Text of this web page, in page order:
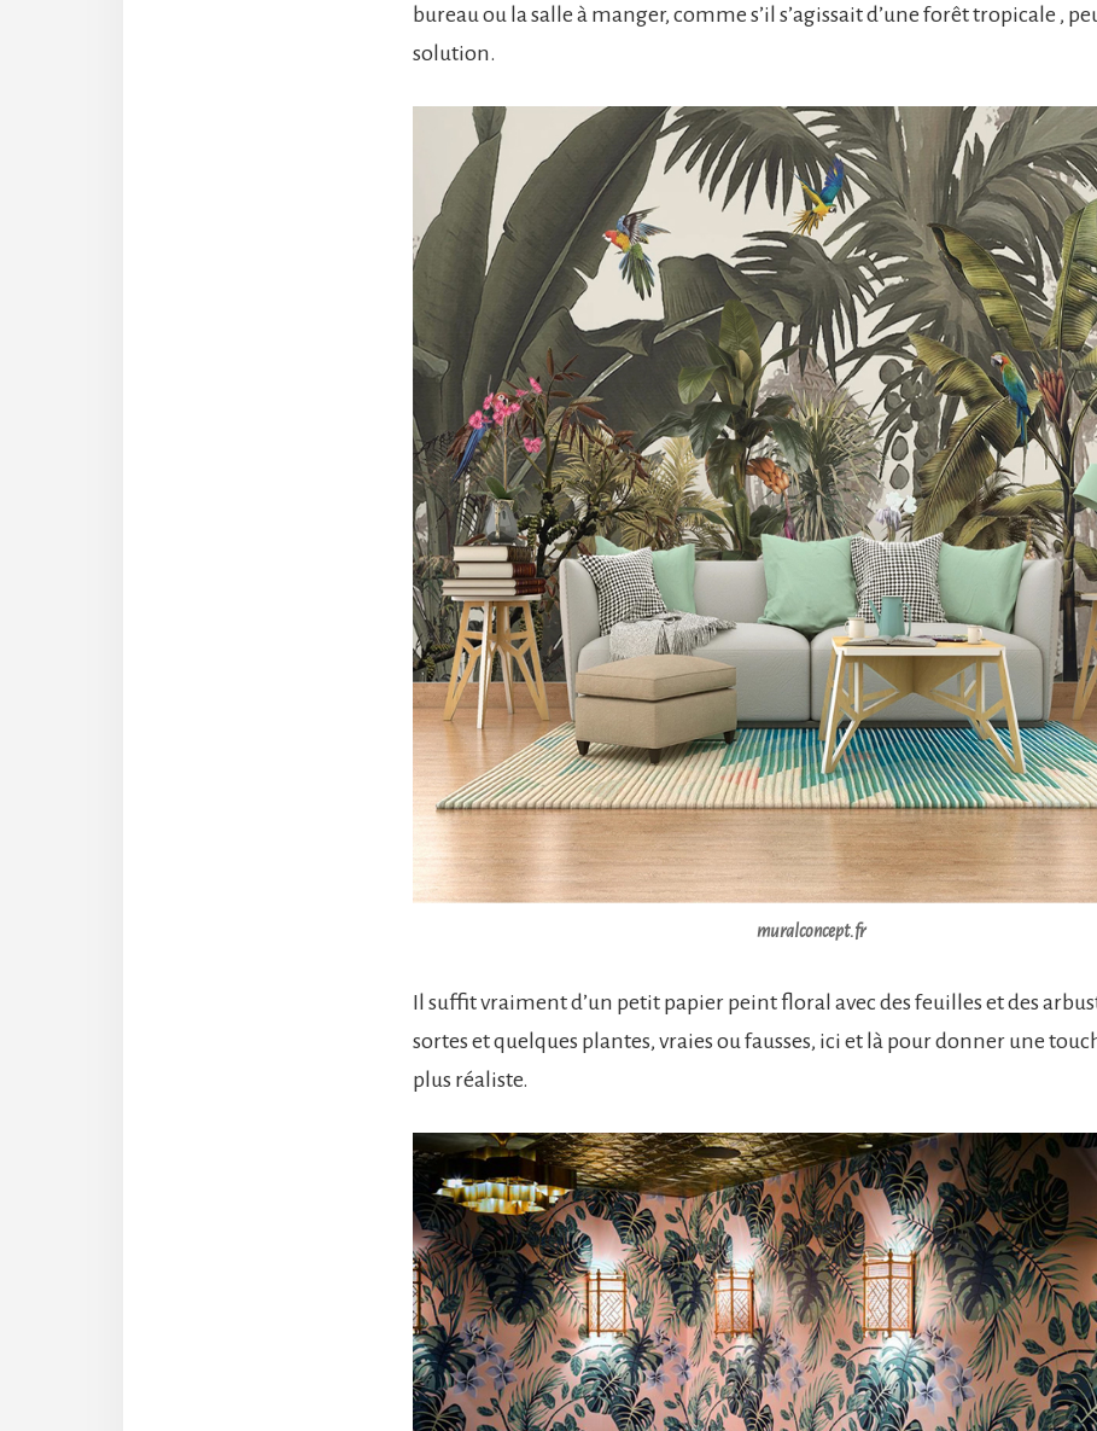
bureau ou la salle à manger, comme s’il s’agissait d’une forêt tropicale ,
solution.
muralconcept.fr
Il suffit vraiment d’un petit papier peint floral avec des feuilles et des
sortes et quelques plantes, vraies ou fausses, ici et là pour donner une
plus réaliste.